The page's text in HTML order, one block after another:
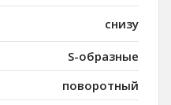
снизу
S-образные
поворотный